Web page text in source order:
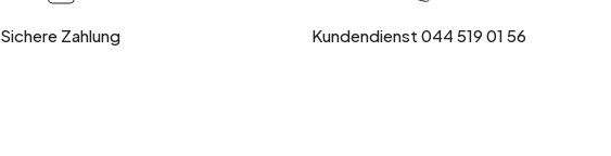
Sichere Zahlung Kundendienst 044 519 01 56